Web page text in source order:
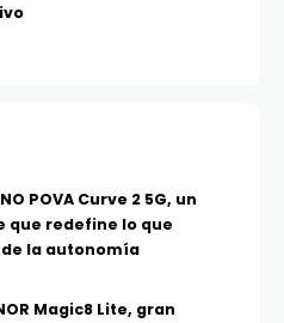
POVA Curve 2 5G, un
que redefine lo que
la autonomía
Magic8 Lite, gran